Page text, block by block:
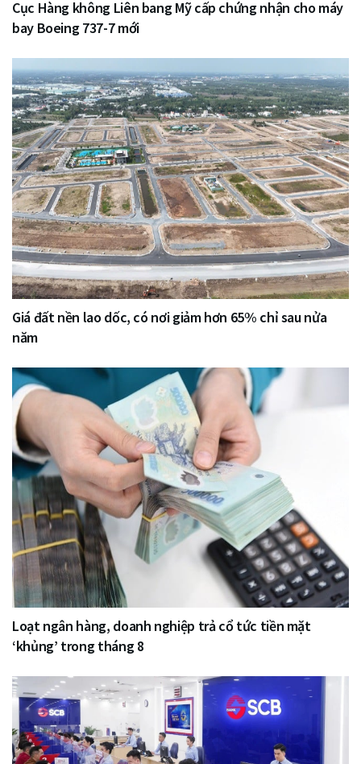
Cục Hàng không Liên bang Mỹ cấp chứng nhận cho máy
bay Boeing 737-7 mới
Giá đất nền lao dốc, có nơi giảm hơn 65% chỉ sau nửa
năm
Loạt ngân hàng, doanh nghiệp trả cổ tức tiền mặt
‘khủng’ trong tháng 8